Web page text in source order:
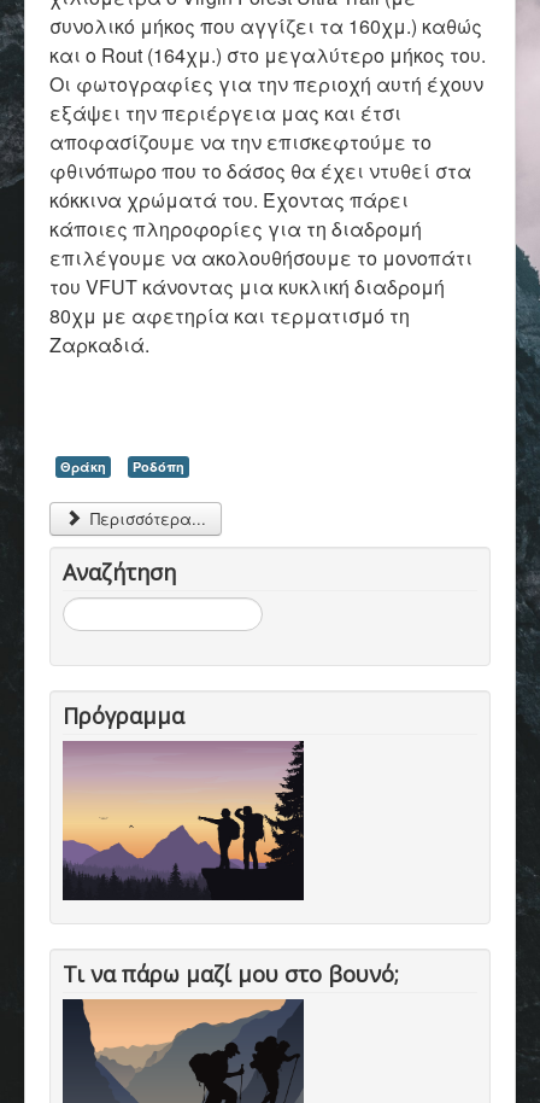
Φωτο - Video
Επικοινωνία
συνολικό μήκος που αγγίζει τα 160χμ.) καθώς
και ο Rout (164χμ.) στο μεγαλύτερο μήκος του.
Οι φωτογραφίες για την περιοχή αυτή έχουν
εξάψει την περιέργεια μας και έτσι
αποφασίζουμε να την επισκεφτούμε το
φθινόπωρο που το δάσος θα έχει ντυθεί στα
κόκκινα χρώματά του. Έχοντας πάρει
κάποιες πληροφορίες για τη διαδρομή
επιλέγουμε να ακολουθήσουμε το μονοπάτι
του VFUT κάνοντας μια κυκλική διαδρομή
80χμ με αφετηρία και τερματισμό τη
Ζαρκαδιά.
Θράκη Ροδόπη
Περισσότερα...
Αναζήτηση
Αναζήτηση...
Πρόγραμμα
Τι να πάρω μαζί μου στο βουνό;